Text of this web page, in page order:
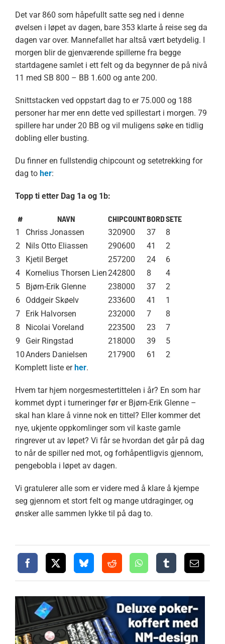
Det var 860 som håpefullt satte seg ned i denne
øvelsen i løpet av dagen, bare 353 klarte å reise seg da
dagen var over. Mannefallet har altså vært betydelig. I
morgen blir de gjenværende spillerne fra begge
startdagene samlet i ett felt og da begynner de på nivå
11 med SB 800 – BB 1.600 og ante 200.
Snittstacken ved oppstart dag to er 75.000 og 188
personer har mer enn dette ved spillestart i morgen. 79
spillere har under 20 BB og vil muligens søke en tidlig
dobling eller busting.
Du finner en fullstendig chipcount og setetrekking for
dag to her:
Topp ti etter Dag 1a og 1b:
# NAVN CHIPCOUNTBORDSETE
1
Chriss Jonassen 320900 37
8
2
Nils Otto Eliassen 290600 41
2
3
Kjetil Berget 257200 24
6
4
Kornelius Thorsen Lien242800 8
4
5
Bjørn-Erik Glenne 238000 37
2
6
Oddgeir Skøelv 233600 41
1
7
Erik Halvorsen 232000 7
8
8
Nicolai Voreland 223500 23
7
9
Geir Ringstad 218000 39
5
10Anders Danielsen 217900 61
2
Komplett liste erher.
Hvem tar hjem norgesmestertittelen i år? En som har
kommet dypt i turneringer før er Bjørn-Erik Glenne –
skal han klare å vinne nok en tittel? Eller kommer det
nye, ukjente oppkomlinger som vil kaste gamle
ringrever ut av løpet? Vi får se hvordan det går på dag
to når de spiller ned mot, og forhåpentligvis gjennom,
pengebobla i løpet av dagen.
Vi gratulerer alle som er videre med å klare å kjempe
seg gjennom et stort felt og mange utdraginger, og
ønsker alle sammen lykke til på dag to.